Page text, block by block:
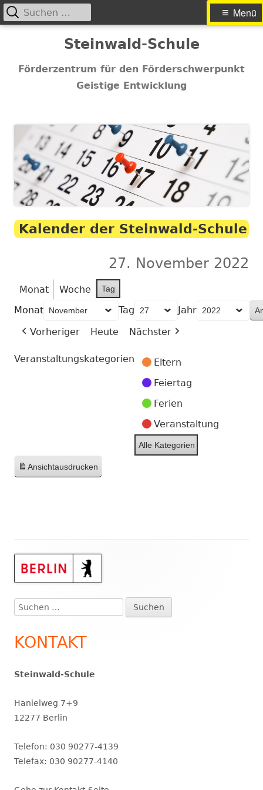
Inhalt
Steinwald-Schule
Förderzentrum für den Förderschwerpunkt
Geistige Entwicklung
Primäres
Menü
Suchen
nach:
Kalender der Steinwald-Schule
27. November 2022
Monat Woche Tag
Monat Tag
Jahr
Vorheriger
Heute Nächster
Veranstaltungskategorien
Eltern
Feiertag
Ferien
Veranstaltung
Alle Kategorien
Ansichtausdrucken
Haupt-
Suchen
nach:
KONTAKT
Steinwald-Schule
Hanielweg 7+9
12277 Berlin
Telefon: 030 90277-4139
Telefax: 030 90277-4140